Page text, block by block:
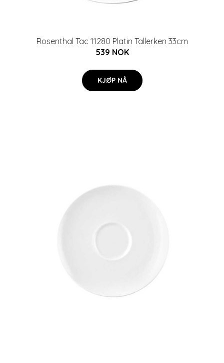
Rosenthal Tac 11280 Platin Tallerken 33cm
539 NOK
KJØP NÅ